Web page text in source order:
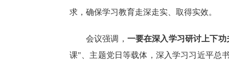
求，确保学习教育走深走实、取得实效。
会议强调， 一要在深入学习研讨上下功
课"、主题党日等载体，深入学习习近平总